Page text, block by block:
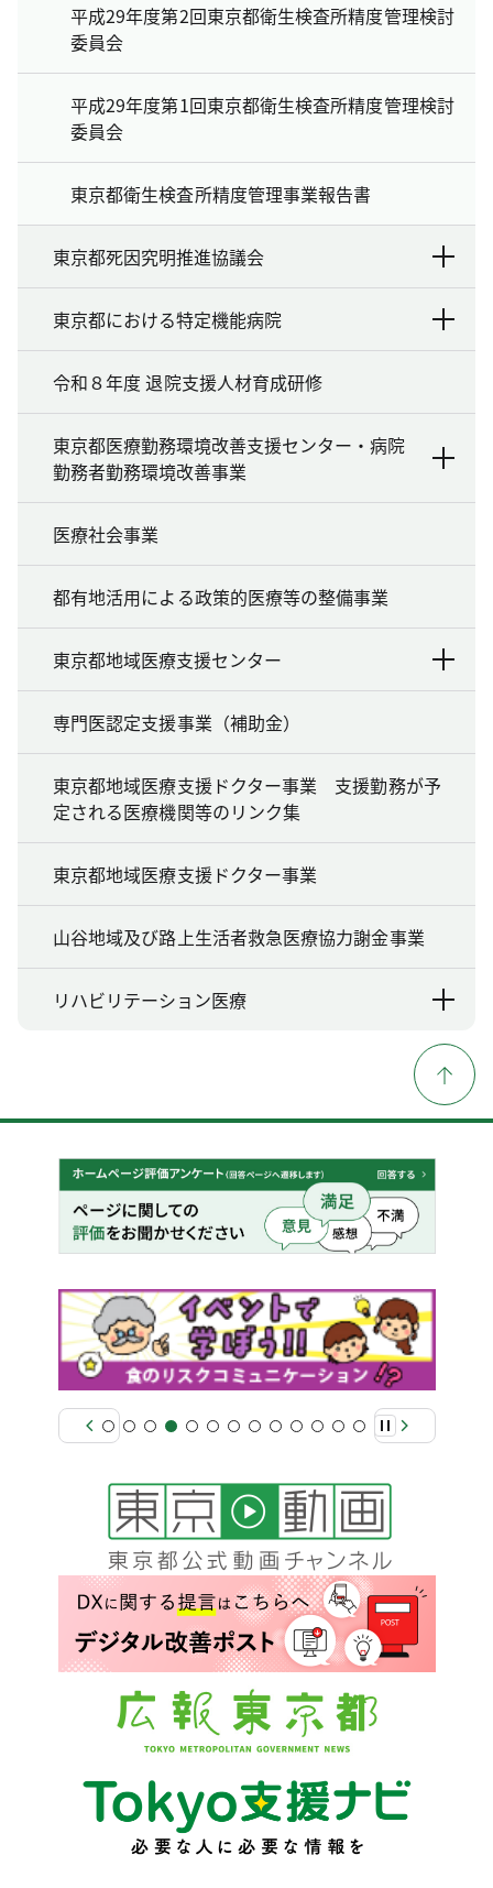
平成29年度第2回東京都衛生検査所精度管理検討
委員会
平成29年度第1回東京都衛生検査所精度管理検討
委員会
東京都衛生検査所精度管理事業報告書
東京都死因究明推進協議会
東京都における特定機能病院
令和８年度 退院支援人材育成研修
東京都医療勤務環境改善支援センター・病院
勤務者勤務環境改善事業
医療社会事業
都有地活用による政策的医療等の整備事業
東京都地域医療支援センター
専門医認定支援事業（補助金）
東京都地域医療支援ドクター事業 支援勤務が予
定される医療機関等のリンク集
東京都地域医療支援ドクター事業
山谷地域及び路上生活者救急医療協力謝金事業
リハビリテーション医療